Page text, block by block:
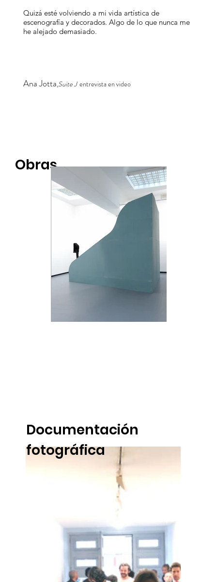
Obras
Quizá esté volviendo a mi vida artística de
escenografía y decorados. Algo de lo que nunca me
he alejado demasiado.
Ana Jotta,Suite Jentrevista en video
Documentación
fotográfica